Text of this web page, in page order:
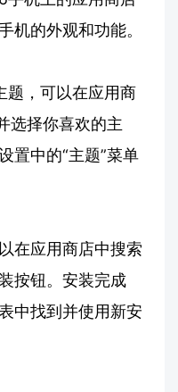
机的外观和功能。
题，可以在应用商
选择你喜欢的主
置中的“主题”菜单
在应用商店中搜索
按钮。安装完成
中找到并使用新安